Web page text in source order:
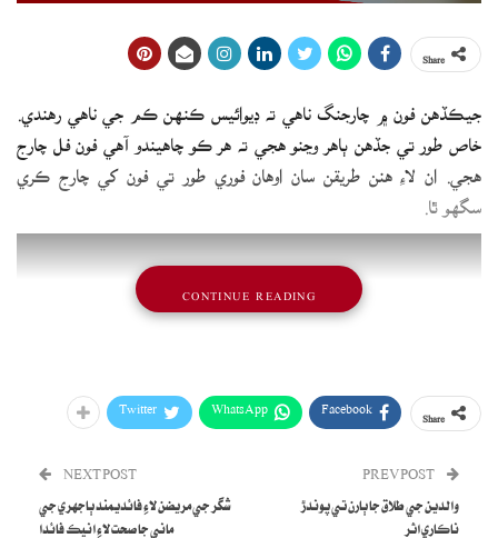
جيڪڏهن فون ۾ چارجنگ ناهي ته ڊيوائيس ڪنهن ڪم جي ناهي رهندي.
خاص طور تي جڏهن ٻاهر وڃنو هجي ته هر ڪو چاهيندو آهي فون فل چارج
هجي. ان لاءِ هنن طريقن سان اوهان فوري طور تي فون کي چارج ڪري
سگهو ٿا.
Facebook
WhatsApp
Twitter
والدين جي طلاق جا ٻارن تي پوندڙ
ناڪاري اثر
NEXT POST
شگر جي مريضن لاءِ فائديمند ٻاجهري جي
ماني جا صحت لاءِ انيڪ فائدا